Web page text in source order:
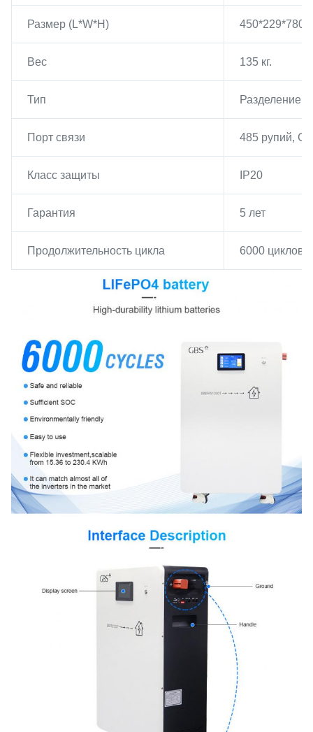
Размер (L*W*H) 450*229*780
Вес 135 кг.
Тип Разделение
Порт связи 485 рупий,
Класс защиты IP20
Гарантия 5 лет
Продолжительность цикла 6000 циклов